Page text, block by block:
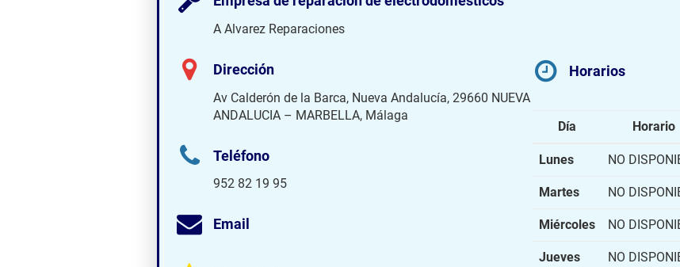
A Alvarez Reparaciones
Dirección
Av Calderón de la Barca, Nueva Andalucía, 29660 NUEVA
ANDALUCIA – MARBELLA, Málaga
Teléfono
952 82 19 95
Email
Horarios
Día Horario
Lunes NO
Martes NO
Miércoles NO
Jueves NO